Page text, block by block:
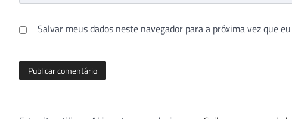
Salvar meus dados neste navegador para a próxima vez que